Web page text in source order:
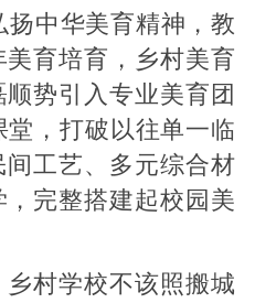
扬中华美育精神，教
育培育，乡村美育
势引入专业美育团
堂，打破以往单一临
工艺、多元综合材
完整搭建起校园美
村学校不该照搬城